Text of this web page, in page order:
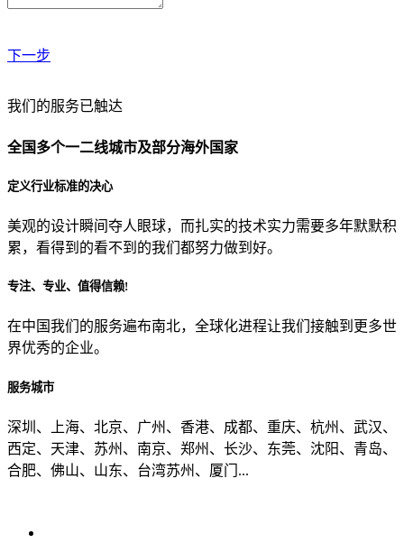
下一步
贵公司预算范围是？
贵公司的团队规模是？
目前主要的营销渠道是？
我们的服务已触达
全国多个一二线城市及部分海外国家
定义行业标准的决心
美观的设计瞬间夺人眼球，而扎实的技术实力需要多年默默积
累，看得到的看不到的我们都努力做到好。
专注、专业、值得信赖!
在中国我们的服务遍布南北，全球化进程让我们接触到更多世
界优秀的企业。
服务城市
深圳、上海、北京、广州、香港、成都、重庆、杭州、武汉、
西定、天津、苏州、南京、郑州、长沙、东莞、沈阳、青岛、
合肥、佛山、山东、台湾苏州、厦门...